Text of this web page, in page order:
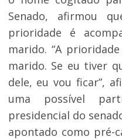
Senado, afirmou
prioridade é
marido. “A
marido. Se eu tiver
dele, eu vou ficar”,
uma possível
presidencial do
apontado como pré-